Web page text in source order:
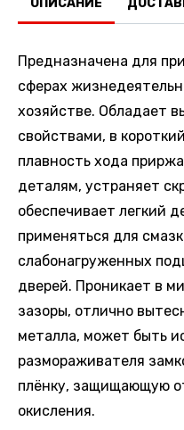
ОПИСАНИЕ
Предназначена для
сферах
хозяйстве. Обладает
свойствами, в
плавность хода
деталям, устраняет
обеспечивает легкий
применяться для
слабонагруженных
дверей. Проникает в
зазоры, отлично
металла, может быть
размораживателя
плёнку, защищающую
окисления.